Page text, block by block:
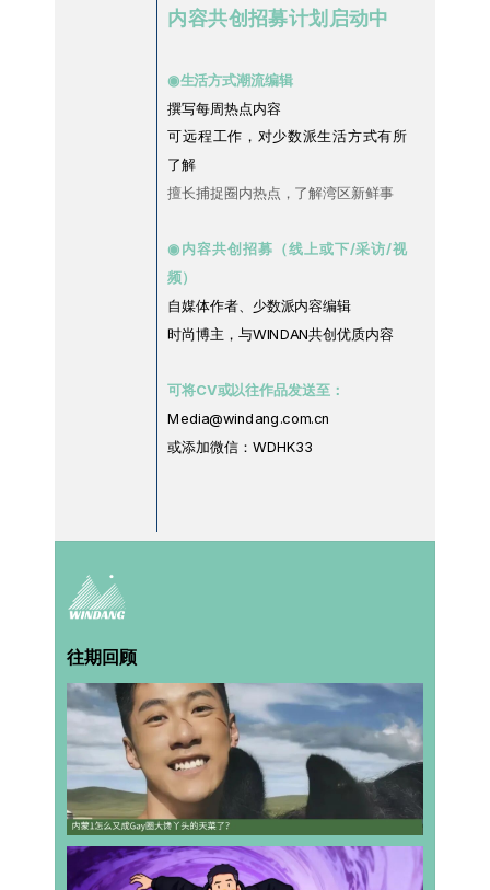
内容共创招募计划启动中
◉生活方式潮流编辑
撰写每周热点内容
可远程工作，对少数派生活方式有所
了解
擅长捕捉圈内热点，了解湾区新鲜事
◉内容共创招募（线上或下/采访/视
频）
自媒体作者、少数派内容编辑
时尚博主，与WINDAN共创优质内容
可将CV或以往作品发送至：
Media@windang.com.cn
或添加微信：WDHK33
往期回顾